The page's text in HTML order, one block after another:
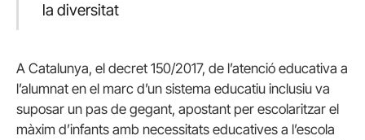
la diversitat
A Catalunya, el decret 150/2017, de l’atenció educativa a
l’alumnat en el marc d’un sistema educatiu inclusiu va
suposar un pas de gegant, apostant per escolaritzar el
màxim d’infants amb necessitats educatives a l’escola